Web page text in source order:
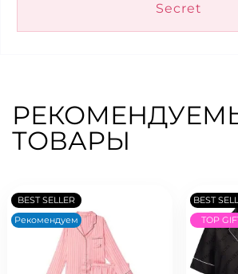
Secret
ТОВАРЫ
BEST SELLER
Рекомендуем
BEST
TOP